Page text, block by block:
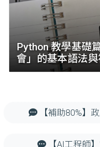
Python 教學基礎
會」的基本語法
【補助80%】
【AI工程師